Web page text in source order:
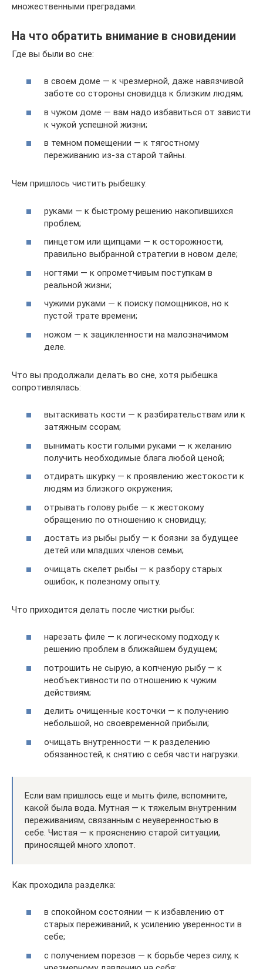
множественными преградами.
На что обратить внимание в сновидении
Где вы были во сне:
в своем доме — к чрезмерной, даже навязчивой
заботе со стороны сновидца к близким людям;
в чужом доме — вам надо избавиться от зависти
к чужой успешной жизни;
в темном помещении — к тягостному
переживанию из-за старой тайны.
Чем пришлось чистить рыбешку:
руками — к быстрому решению накопившихся
проблем;
пинцетом или щипцами — к осторожности,
правильно выбранной стратегии в новом деле;
ногтями — к опрометчивым поступкам в
реальной жизни;
чужими руками — к поиску помощников, но к
пустой трате времени;
ножом — к зацикленности на малозначимом
деле.
Что вы продолжали делать во сне, хотя рыбешка
сопротивлялась:
вытаскивать кости — к разбирательствам или к
затяжным ссорам;
вынимать кости голыми руками — к желанию
получить необходимые блага любой ценой;
отдирать шкурку — к проявлению жестокости к
людям из близкого окружения;
отрывать голову рыбе — к жестокому
обращению по отношению к сновидцу;
достать из рыбы рыбу — к боязни за будущее
детей или младших членов семьи;
очищать скелет рыбы — к разбору старых
ошибок, к полезному опыту.
Что приходится делать после чистки рыбы:
нарезать филе — к логическому подходу к
решению проблем в ближайшем будущем;
потрошить не сырую, а копченую рыбу — к
необъективности по отношению к чужим
действиям;
делить очищенные косточки — к получению
небольшой, но своевременной прибыли;
очищать внутренности — к разделению
обязанностей, к снятию с себя части нагрузки.
Если вам пришлось еще и мыть филе, вспомните,
какой была вода. Мутная — к тяжелым внутренним
переживаниям, связанным с неуверенностью в
себе. Чистая — к прояснению старой ситуации,
приносящей много хлопот.
Как проходила разделка:
в спокойном состоянии — к избавлению от
старых переживаний, к усилению уверенности в
себе;
с получением порезов — к борьбе через силу, к